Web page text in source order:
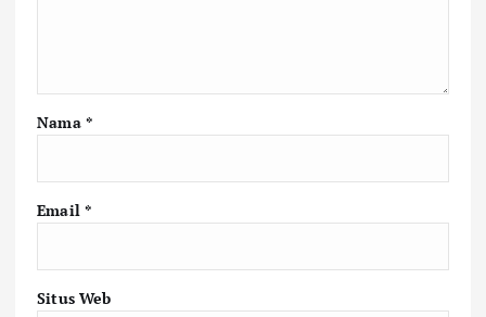
Nama *
Email *
Situs Web